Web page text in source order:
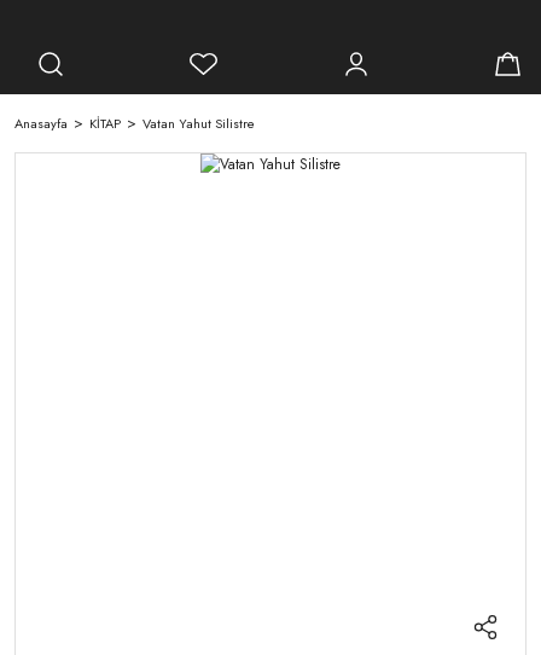
Anasayfa KİTAP Vatan Yahut Silistre